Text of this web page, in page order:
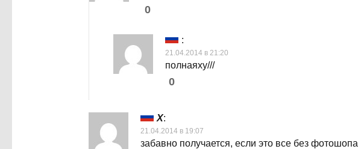
0
:
21.04.2014 в 21:20
полнаяху///
0
X:
21.04.2014 в 19:07
забавно получается, если это все без фотошопа